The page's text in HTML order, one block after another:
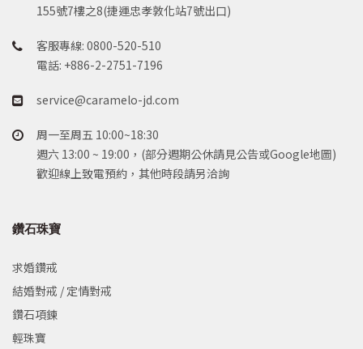
155號7樓之8(捷運忠孝敦化站7號出口)
客服專線: 0800-520-510
電話: +886-2-2751-7196
service@caramelo-jd.com
周一至周五 10:00~18:30
週六 13:00 ~ 19:00，(部分週期公休請見公告或Google地圖)
歡迎線上致電預約，其他時段請另洽詢
鑽石珠寶
求婚鑽戒
結婚對戒 / 定情對戒
鑽石項鍊
輕珠寶